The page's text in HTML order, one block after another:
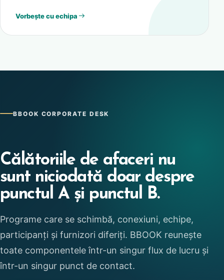
Vorbește cu echipa
BBOOK CORPORATE DESK
Călătoriile de afaceri nu
sunt niciodată doar despre
punctul A și punctul B.
Programe care se schimbă, conexiuni, echipe,
participanți și furnizori diferiți. BBOOK reunește
toate componentele într-un singur flux de lucru și
într-un singur punct de contact.